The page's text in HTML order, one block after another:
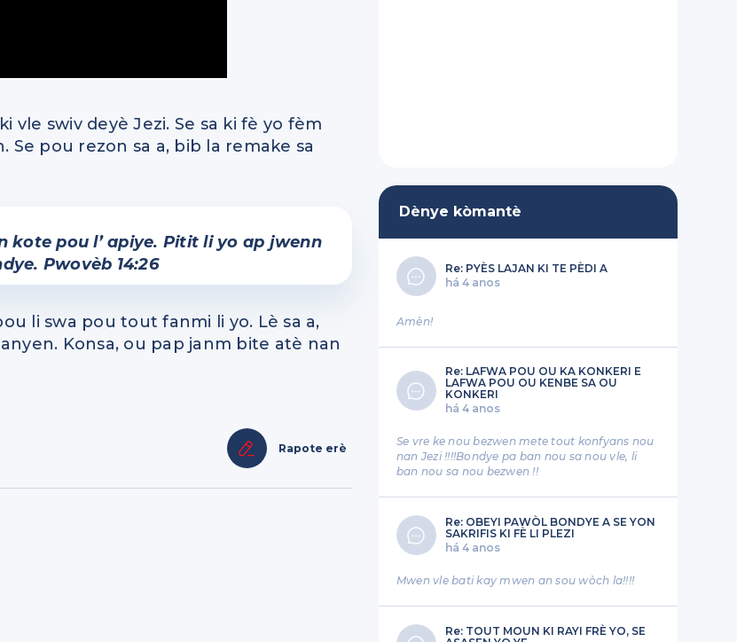
swiv deyè Jezi. Se sa ki fè yo fèm
Se pou rezon sa a, bib la remake sa
kote pou l’ apiye. Pitit li yo ap jwenn
Pwovèb 14:26
li swa pou tout fanmi li yo. Lè sa a,
Konsa, ou pap janm bite atè nan
Rapote erè
Dènye kòmantè
Re: PYÈS LAJAN KI TE PÈDI A
há 4 anos
Amèn!
Re: LAFWA POU OU KA KONKERI E
LAFWA POU OU KENBE SA OU
KONKERI
há 4 anos
Se vre ke nou bezwen mete tout konfyans nou
nan Jezi !!!!Bondye pa ban nou sa nou vle, li
ban nou sa nou bezwen !!
Re: OBEYI PAWÒL BONDYE A SE YON
SAKRIFIS KI FÈ LI PLEZI
há 4 anos
Mwen vle bati kay mwen an sou wòch la!!!!
Re: TOUT MOUN KI RAYI FRÈ YO, SE